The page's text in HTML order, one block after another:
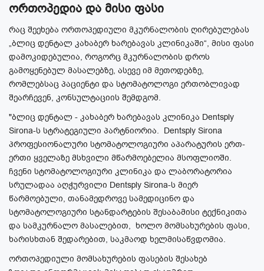
ორთოპედია და მისი ფასი
რაც შეეხება ორთოპედიული მკურნალობის ღირებულებას
„ბლიც დენტალ კახაბერ ხარებავას კლინიკაში“, მისი ფასი
დამოკიდებულია, როგორც მკურნალობის დროს
გამოყენებულ მასალებზე, ასევე იმ მეთოდებზე,
რომლებსაც პაციენტი და სტომატოლოგი ერთობლივად
შეარჩევენ, კონსულტაციის შემდგომ.
"ბლიც დენტალ - კახაბერ ხარებავას კლინიკა Dentsply
Sirona-ს სტრატეგიული პარტნიორია. Dentsply Sirona
პროფესიონალური სტომატოლოგიური აპარატურის ერთ-
ერთი ყველაზე მსხვილი მწარმოებელია მსოფლიოში.
ჩვენი სტომატოლოგიური კლინიკა და ლაბორატორია
სრულადაა აღჭურვილი Dentsply Sirona-ს მიერ
წარმოებული, თანამედროვე სამედიცინო და
სტომატოლოგიური სტანდარტების შესაბამისი ტექნიკითა
და სამკურნალო მასალებით, ხოლო მომსახურების ფასი,
ხარისხთან შედარებით, საკმაოდ ხელმისაწვდომია.
ორთოპედიული მომსახურების ფასების შესახებ